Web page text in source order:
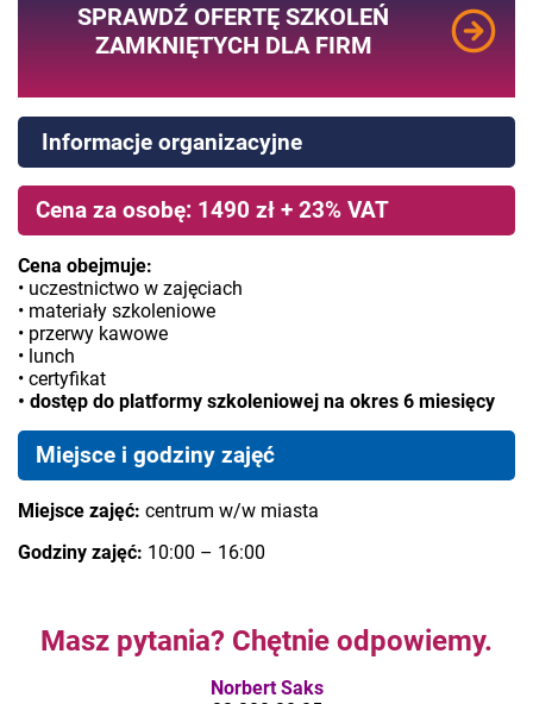
SPRAWDŹ OFERTĘ SZKOLEŃ
ZAMKNIĘTYCH DLA FIRM
Informacje organizacyjne
Cena za osobę: 1490 zł + 23% VAT
Cena obejmuje:
• uczestnictwo w zajęciach
• materiały szkoleniowe
• przerwy kawowe
• lunch
• certyfikat
• dostęp do platformy szkoleniowej na okres 6 miesięcy
Miejsce i godziny zajęć
Miejsce zajęć: centrum w/w miasta
Godziny zajęć: 10:00 – 16:00
Masz pytania? Chętnie odpowiemy.
Norbert Saks